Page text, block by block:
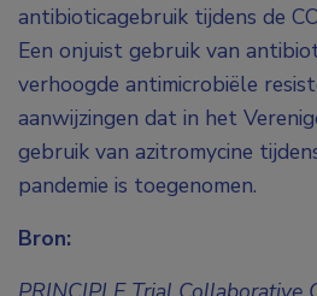
antibioticagebruik tijdens de
Een onjuist gebruik van
verhoogde antimicrobiële
aanwijzingen dat in het
gebruik van azitromycine
pandemie is toegenomen.
Bron: